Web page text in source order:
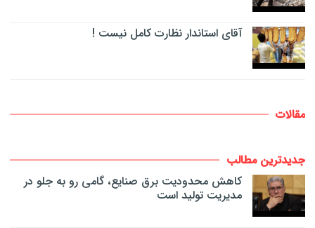
آقای استاندار نظارت کامل نیست !
مقالات
جدیدترین مطالب
کاهش محدودیت برق صنایع، گامی رو به جلو در
مدیریت تولید است